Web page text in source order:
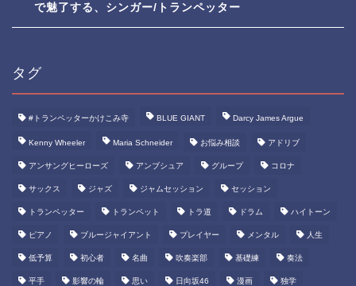
で魅了する、シンガー/トランペッター
タグ
#トランペッターかけこみ寺 BLUE GIANT Darcy James Argue
Kenny Wheeler Maria Schneider お悩み相談 アドリブ
アンサングヒーローズ アンブシュア グループ コロナ
サックス ジャズ ジャムセッション セッション
トランペッター トランペット トラ道 ドラム ハイトーン
ピアノ ブルージャイアント プレイヤー メンタル 人生
低予算 初心者 名曲 吹奏楽部 基礎練 奏法
平手 影響の輪 思い 日向坂46 漫画 独学